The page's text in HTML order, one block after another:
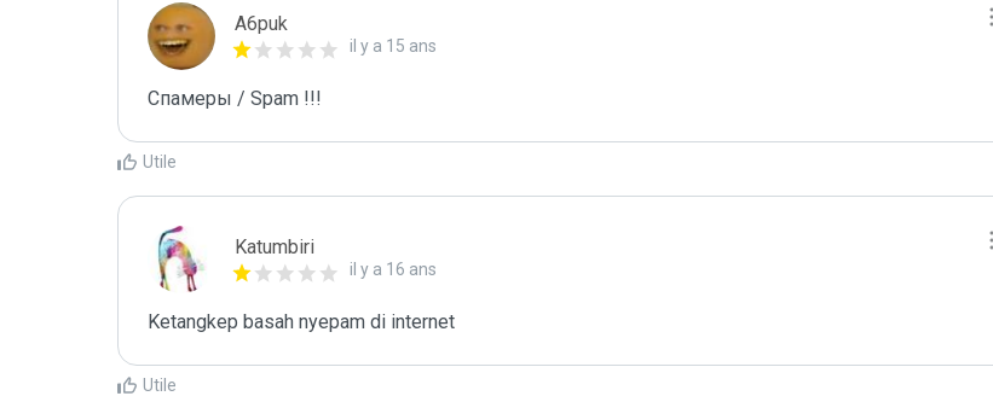
A6puk
il y a 15 ans
Спамеры / Spam !!!
Utile
Katumbiri
il y a 16 ans
Ketangkep basah nyepam di internet
Utile